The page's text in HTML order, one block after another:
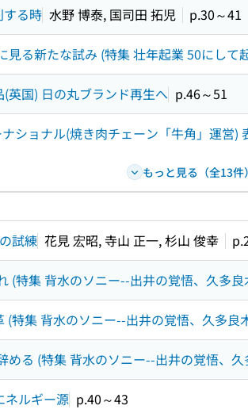
る時 水野 博泰, 国司田 拓児 p.30～41
見る新たな試み (特集 壮年起業 50にして
英国) 日の丸ブランド再生へ p.46～51
ショナル(焼き肉チェーン「牛角」運営)
もっと見る（全13件）
試練 花見 宏昭, 寺山 正一, 杉山 俊幸
(特集 背水のソニー--出井の覚悟、久多良
特集 背水のソニー--出井の覚悟、久多良
る (特集 背水のソニー--出井の覚悟、
ネルギー源 p.40～43